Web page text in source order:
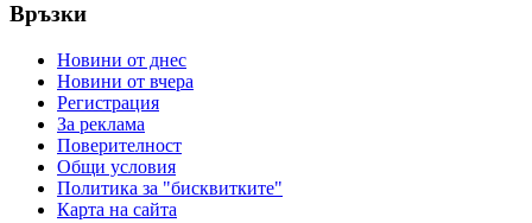
Връзки
Новини от днес
Новини от вчера
Регистрация
За реклама
Πoвepитeлнocт
Общи условия
Политика за "бисквитките"
Карта на сайта